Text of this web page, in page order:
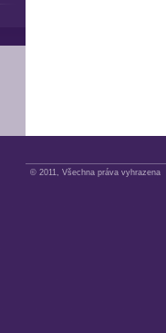
© 2011, Všechna práva vyhrazena